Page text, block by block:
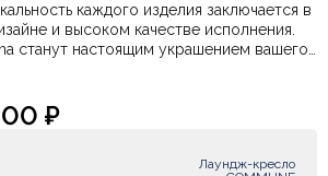
каждого изделия заключается в
и высоком качестве исполнения.
станут настоящим украшением вашего
идеальное кресло под свой вкус.
имеет шоурумы в Петербурге и
кресле перед покупкой
₽
Лаундж-кресло